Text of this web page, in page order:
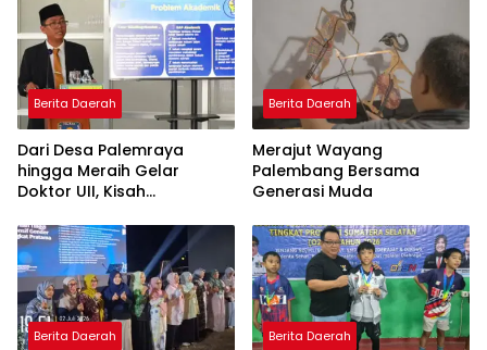
Nagham Al-Qur’an di UMM
Berita Daerah
Dari Desa Palemraya
hingga Meraih Gelar
Doktor UII, Kisah
Yogyakarta yang Pernah
Menjadi Driver Taksi Online
Berita Daerah
Merajut Wayang
Palembang Bersama
Generasi Muda
Berita Daerah Berita Daerah